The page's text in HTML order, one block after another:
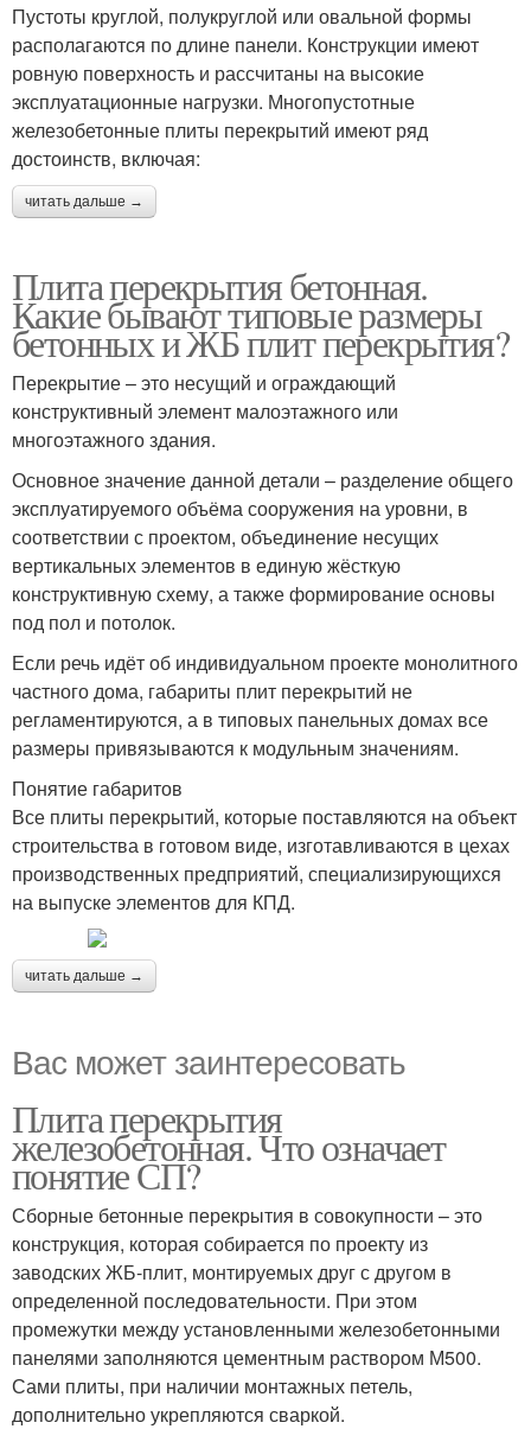
Пустоты круглой, полукруглой или овальной формы
располагаются по длине панели. Конструкции имеют
ровную поверхность и рассчитаны на высокие
эксплуатационные нагрузки. Многопустотные
железобетонные плиты перекрытий имеют ряд
достоинств, включая:
читать дальше →
Плита перекрытия бетонная.
Какие бывают типовые размеры
бетонных и ЖБ плит перекрытия?
Перекрытие – это несущий и ограждающий
конструктивный элемент малоэтажного или
многоэтажного здания.
Основное значение данной детали – разделение общего
эксплуатируемого объёма сооружения на уровни, в
соответствии с проектом, объединение несущих
вертикальных элементов в единую жёсткую
конструктивную схему, а также формирование основы
под пол и потолок.
Если речь идёт об индивидуальном проекте монолитного
частного дома, габариты плит перекрытий не
регламентируются, а в типовых панельных домах все
размеры привязываются к модульным значениям.
Понятие габаритов
Все плиты перекрытий, которые поставляются на объект
строительства в готовом виде, изготавливаются в цехах
производственных предприятий, специализирующихся
на выпуске элементов для КПД.
читать дальше →
Вас может заинтересовать
Плита перекрытия
железобетонная. Что означает
понятие СП?
Сборные бетонные перекрытия в совокупности – это
конструкция, которая собирается по проекту из
заводских ЖБ-плит, монтируемых друг с другом в
определенной последовательности. При этом
промежутки между установленными железобетонными
панелями заполняются цементным раствором М500.
Сами плиты, при наличии монтажных петель,
дополнительно укрепляются сваркой.